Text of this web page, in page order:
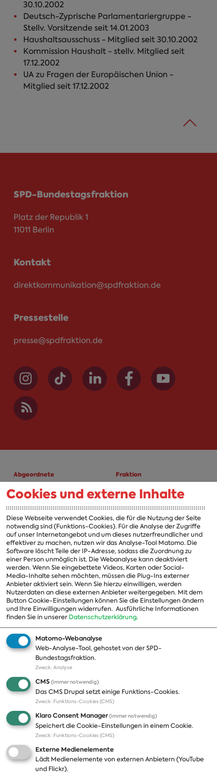
30.10.2002
Deutsch-Zyprische Parlamentariergruppe -
Stellv. Vorsitzende seit 14.01.2003
Haushaltsausschuss - Mitglied seit 30.10.2002
Kommission Haushalt - stellv. Mitglied seit
17.12.2002
UA zu Fragen der Europäischen Union -
Mitglied seit 17.12.2002
SPD-Bundestagsfraktion
Platz der Republik 1
11011 Berlin
Kontakt
direktkommunikation@spdfraktion.de
Pressestelle
presse@spdfraktion.de
Abgeordnete
A-Z
Fraktion
Fraktion
Vorsitzender
Vorstand
Arbeitsgruppen
Ausschussvorsitzende
Beauftragte
Landesgruppen
Organisation
Themen
Positionen
Publikationen
Presse
Fotos
Pressekontakt
Termine
Jobs und Ausbildung
Häufige Fragen
Cookies und externe Inhalte
Diese Webseite verwendet Cookies, die für die Nutzung der Seite
notwendig sind (Funktions-Cookies). Für die Analyse der Zugriffe
auf unser Internetangebot und um dieses nutzerfreundlicher und
effektiver zu machen, nutzen wir das Analyse-Tool Matomo. Die
Software löscht Teile der IP-Adresse, sodass die Zuordnung zu
einer Person unmöglich ist. Die Webanalyse kann deaktiviert
werden. Wenn Sie eingebettete Videos, Karten oder Social-
Media-Inhalte sehen möchten, müssen die Plug-Ins externer
Anbieter aktiviert sein. Wenn Sie hierzu einwilligen, werden
Nutzerdaten an diese externen Anbieter weitergegeben. Mit dem
Button Cookie-Einstellungen können Sie die Einstellungen ändern
und Ihre Einwilligungen widerrufen. Ausführliche Informationen
finden Sie in unserer Datenschutzerklärung.
Matomo-Webanalyse
Web-Analyse-Tool, gehostet von der SPD-
Bundestagsfraktion.
Zweck: Analyse
CMS (immer notwendig)
Das CMS Drupal setzt einige Funktions-Cookies.
Zweck: Funktions-Cookies (CMS)
Klaro Consent Manager(immer notwendig)
Speichert die Cookie-Einstellungen in einem Cookie.
Zweck: Funktions-Cookies (CMS)
Externe Medienelemente
Lädt Medienelemente von externen Anbietern (YouTube
und Flickr).